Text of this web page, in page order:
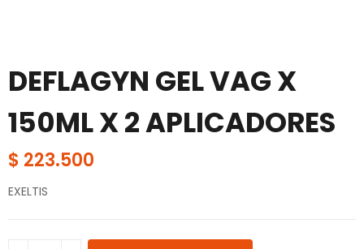
DEFLAGYN GEL VAG X
150ML X 2 APLICADORES
$ 223.500
EXELTIS